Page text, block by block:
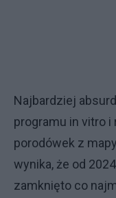
Najbardziej
programu in vitro
porodówek z
wynika, że od
zamknięto co